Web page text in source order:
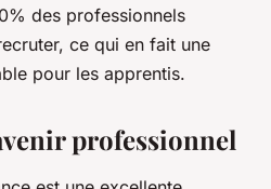
des professionnels
ce qui en fait une
pour les apprentis.
professionnel